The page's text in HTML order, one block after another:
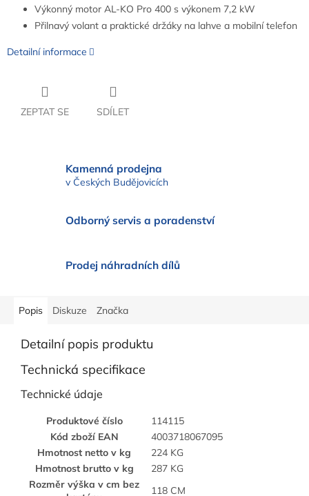
Výkonný motor AL-KO Pro 400 s výkonem 7,2 kW
Přilnavý volant a praktické držáky na lahve a mobilní telefon
Detailní informace
ZEPTAT SE SDÍLET
Kamenná prodejna
v Českých Budějovicích
Odborný servis a poradenství
Prodej náhradních dílů
Popis Diskuze Značka
Detailní popis produktu
Technická specifikace
Technické údaje
Produktové číslo
114115
Kód zboží EAN
4003718067095
Hmotnost netto v kg
224 KG
Hmotnost brutto v kg
287 KG
Rozměr výška v cm bez
118 CM